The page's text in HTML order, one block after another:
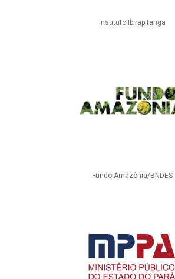
Instituto Ibirapitanga
Fundo Amazônia/BNDES